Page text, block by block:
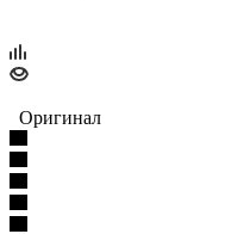
Оригинал